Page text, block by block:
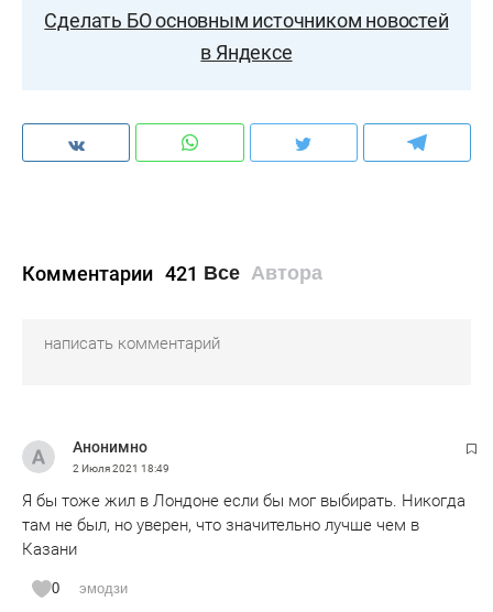
Сделать БО основным источником новостей
в Яндексе
Комментарии 421 Все Автора
Анонимно
2 Июля 2021 18:49
Я бы тоже жил в Лондоне если бы мог выбирать. Никогда
там не был, но уверен, что значительно лучше чем в
Казани
0 эмодзи